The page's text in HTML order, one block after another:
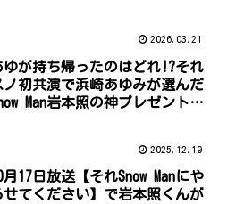
2026.03.21
ゆが持ち帰ったのはどれ!?それ
ノ初共演で浜崎あゆみが選んだ
Man岩本照の神プレゼントと
2025.12.19
月17日放送【それSnow Manにや
せてください】で岩本照くんが